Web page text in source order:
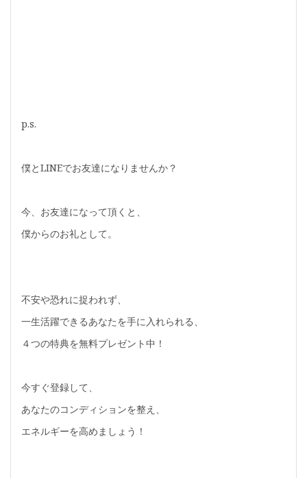
p.s.
僕とLINEでお友達になりませんか？
今、お友達になって頂くと、
僕からのお礼として。
不安や恐れに捉われず、
一生活躍できるあなたを手に入れられる、
４つの特典を無料プレゼント中！
今すぐ登録して、
あなたのコンディションを整え、
エネルギーを高めましょう！